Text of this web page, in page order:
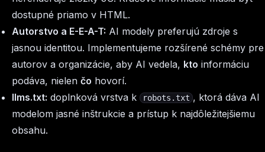
dostupné priamo v HTML.
Autorstvo a E-E-A-T: AI modely preferujú zdroje s
jasnou identitou. Implementujeme rozšírené schémy pre
autorov a organizácie, aby AI vedela, kto informáciu
podáva, nielen čo hovorí.
llms.txt: doplnková vrstva k robots.txt , ktorá dáva AI
modelom jasné inštrukcie a prístup k najdôležitejšiemu
obsahu.